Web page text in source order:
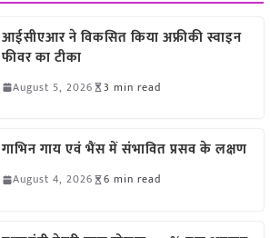
आईसीएआर ने विकसित किया अफ्रीकी स्वाइन
फीवर का टीका
August 5, 2026 3 min read
गाभिन गाय एवं भैंस में संभावित प्रसव के लक्षण
August 4, 2026 6 min read